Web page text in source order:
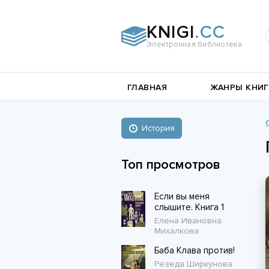
KNIGI.CC
Электронная библиотека
ГЛАВНАЯ ЖАНРЫ КНИГ
Книги о войне
Короткие любовные романы
История
Топ просмотров
Если вы меня
слышите. Книга 1
Елена Ивановна
Михалкова
Баба Клава против!
Резеда Ширкунова
Документальная